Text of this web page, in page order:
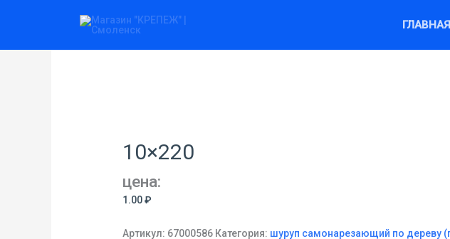
ГЛАВНАЯ
10×220
цена:
1.00₽
Артикул: 67000586 Категория: шуруп самонарезающий по дереву
товара